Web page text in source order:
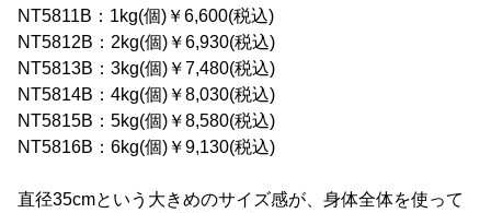
NT5811B：1kg(個)￥6,600(税込)
NT5812B：2kg(個)￥6,930(税込)
NT5813B：3kg(個)￥7,480(税込)
NT5814B：4kg(個)￥8,030(税込)
NT5815B：5kg(個)￥8,580(税込)
NT5816B：6kg(個)￥9,130(税込)
直径35cmという大きめのサイズ感が、身体全体を使って